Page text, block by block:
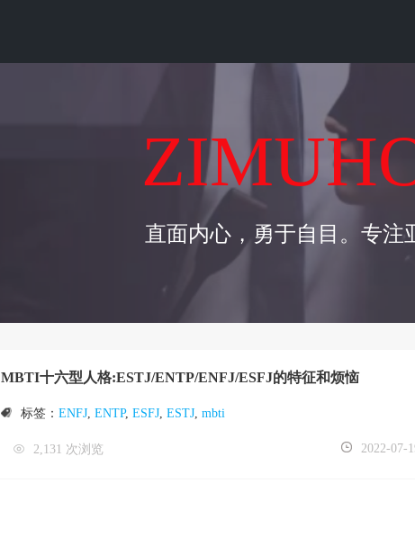
直面内心，勇于自目。专注
MBTI十六型人格:ESTJ/ENTP/ENFJ/ESFJ的特征和烦恼
标签： ENFJ ENTP, ESFJ ESTJ mbti
2,131 次浏览 2022-07-